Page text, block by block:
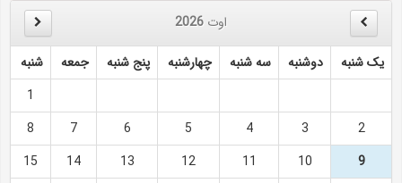
اوت 2026
یک شنبه دوشنبه سه شنبه چهارشنبه پنج شنبه جمعه
شنبه
1
2
3
4
5
6
7
8
9
10
11
12
13
14
15